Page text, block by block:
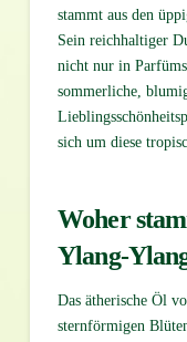
stammt aus den
Sein reichhaltiger
nicht nur in
sommerliche,
sich um diese
Woher
Ylang-
Das ätherische Öl
sternförmigen